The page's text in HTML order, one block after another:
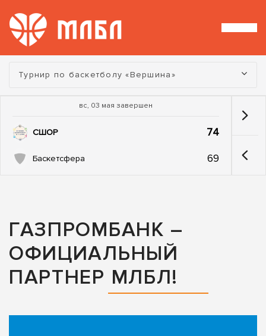
Турнир:
Турнир по баскетболу «Вершина»
вс, 03 мая завершен
СШОР 74
Баскетсфера 69
ГАЗПРОМБАНК –
ОФИЦИАЛЬНЫЙ
ПАРТНЕР МЛБЛ!